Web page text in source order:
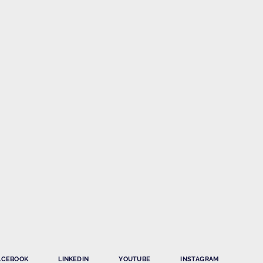
LINKEDIN YOUTUBE INSTAGRAM